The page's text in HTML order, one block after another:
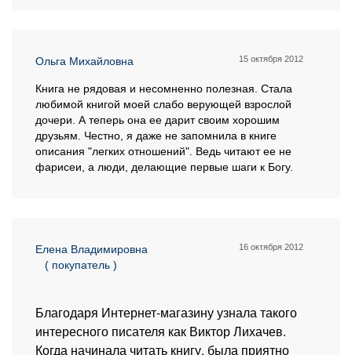
Ольга Михайловна 15 октября 2012
Книга не рядовая и несомненно полезная. Стала
любимой книгой моей слабо верующей взрослой
дочери. А теперь она ее дарит своим хорошим
друзьям. Честно, я даже не запомнила в книге
описания "легких отношений". Ведь читают ее не
фарисеи, а люди, делающие первые шаги к Богу.
Елена Владимировна
( покупатель )
16 октября 2012
Благодаря Интернет-магазину узнала такого
интересного писателя как Виктор Лихачев.
Когда начинала читать книгу, была приятно